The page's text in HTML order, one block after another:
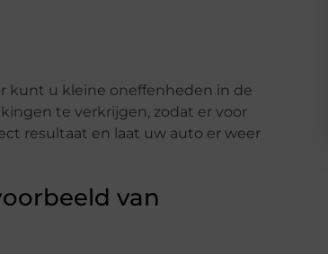
kunt u kleine oneffenheden in de
te verkrijgen, zodat er voor
resultaat en laat uw auto er weer
van